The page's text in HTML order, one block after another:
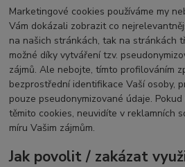
Marketingové cookies používáme my
Vám dokázali zobrazit co
na našich stránkách, tak na stránkách
možné díky vytváření tzv.
zájmů. Ale nebojte, tímto profilováním
bezprostřední identifikace Vaší osoby,
pouze pseudonymizované údaje.
těmito cookies, neuvidíte v reklamních
míru Vašim zájmům.
Jak povolit / zakázat